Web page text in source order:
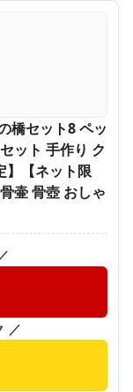
橋セット8 ペッ
ット 手作り ク
】【ネット限
壷 骨壺 おしゃ
／